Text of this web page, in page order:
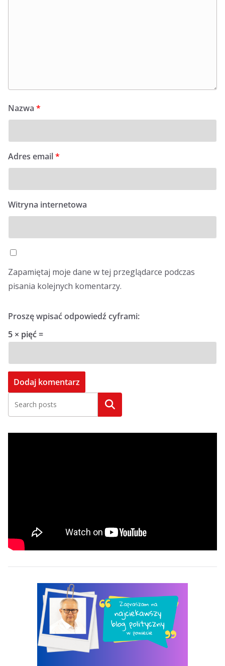
Nazwa *
Adres email*
Witryna internetowa
Zapamiętaj moje dane w tej przeglądarce podczas
pisania kolejnych komentarzy.
Proszę wpisać odpowiedź cyframi:
5 × pięć =
Szukaj